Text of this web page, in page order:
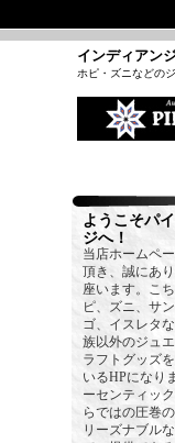
インディアン
ホピ・ズニなどの
ようこそパ
ジへ！
当店ホームペ
頂き、誠にあ
座います。こ
ピ、ズニ、サ
ゴ、イスレタ
族以外のジュ
ラフトグッズ
いるHPになり
ーセンティッ
らではの圧巻
リーズナブル